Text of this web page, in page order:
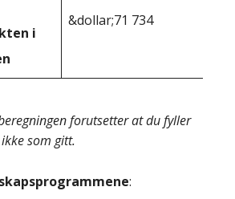
i
&dollar;71 734
forutsetter at du fyller
som gitt.
: